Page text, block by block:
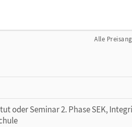
Alle
oder Seminar 2. Phase SEK,